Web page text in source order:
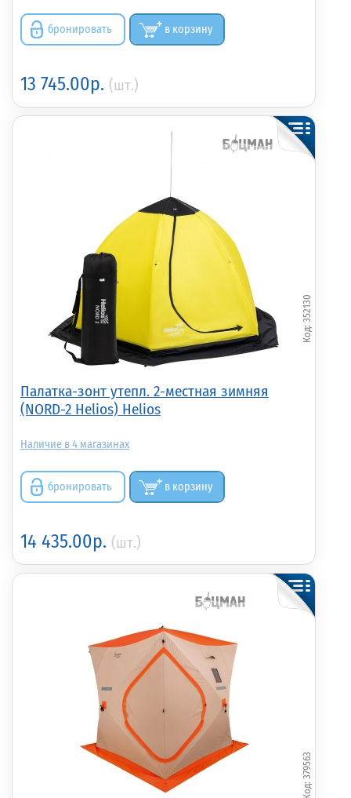
бронировать в корзину
13 745.00р. (шт.)
Палатка-зонт утепл. 2-местная зимняя
(NORD-2 Helios) Helios
352130
4
бронировать в корзину
14 435.00р. (шт.)
379563